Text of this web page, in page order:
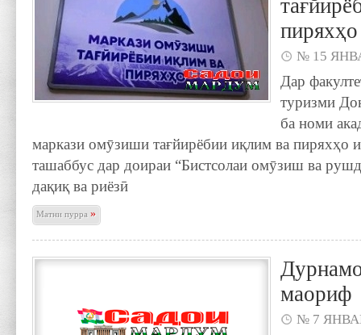
№ 15
Дар
туризми
ба номи
маркази омӯзиши тағйирёбии иқлим ва пиряхҳо
ташаббус дар доираи “Бистсолаи омӯзиш ва
дақиқ ва риёзӣ
Матни пурра»
маориф
№ 7